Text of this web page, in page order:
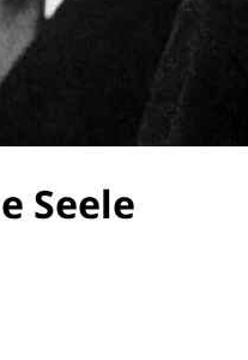
Seele